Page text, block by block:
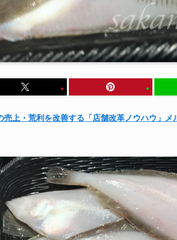
売上・荒利を改善する「店舗改革ノウハウ」メ